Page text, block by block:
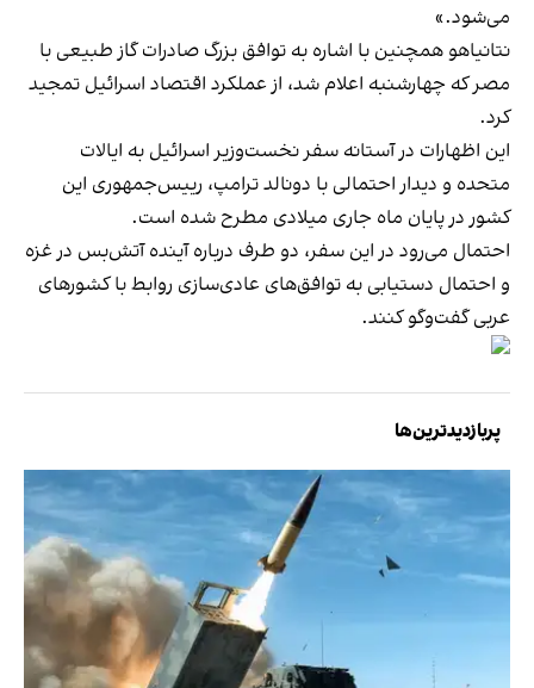
می‌شود.»
نتانیاهو همچنین با اشاره به توافق بزرگ صادرات گاز طبیعی با
مصر که چهارشنبه اعلام شد، از عملکرد اقتصاد اسرائیل تمجید
کرد.
این اظهارات در آستانه سفر نخست‌وزیر اسرائیل به ایالات
متحده و دیدار احتمالی با دونالد ترامپ، رییس‌جمهوری این
کشور در پایان ماه جاری میلادی مطرح شده است.
احتمال می‌رود در این سفر، دو طرف درباره آینده آتش‌بس در غزه
و احتمال دستیابی به توافق‌های عادی‌سازی روابط با کشورهای
عربی گفت‌وگو کنند.
پربازدیدترین‌ها